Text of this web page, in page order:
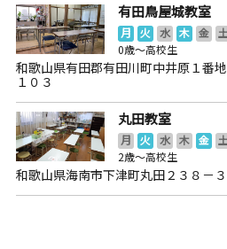
有田鳥屋城教室
月 火 水 木 金 土
0歳～高校生
和歌山県有田郡有田川町中井原１番
１０３
丸田教室
月 火 水 木 金 土
2歳～高校生
和歌山県海南市下津町丸田２３８－